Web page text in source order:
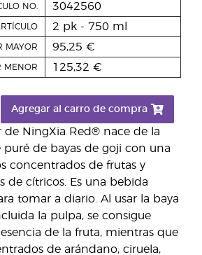
de NingXia Red® nace de la
de bayas de goji con una
concentrados de frutas y
de cítricos. Es una bebida
tomar a diario. Al usar la baya
la pulpa, se consigue
de la fruta, mientras que
de arándano, ciruela,
NO. 3042560
2 pk - 750 ml
MAYOR 95,25 €
MENOR 125,32 €
Agregar al carro de compra